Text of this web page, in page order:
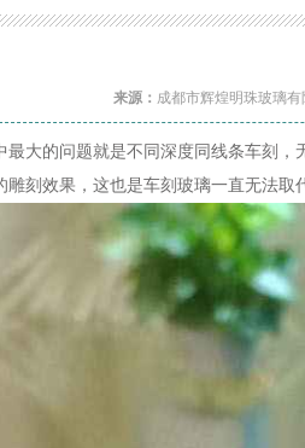
来源： 成都市辉煌明珠玻璃有
最大的问题就是不同深度同线条车刻
雕刻效果，这也是车刻玻璃一直无法取